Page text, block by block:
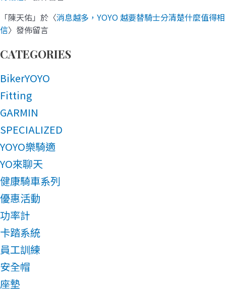
「陳天佑」於〈消息越多，YOYO 越要替騎士分清楚什麼值得相
信〉發佈留言
CATEGORIES
BikerYOYO
Fitting
GARMIN
SPECIALIZED
YOYO樂騎適
YO來聊天
健康騎車系列
優惠活動
功率計
卡踏系統
員工訓練
安全帽
座墊